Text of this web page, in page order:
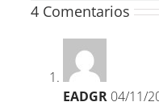
4 Comentarios
EADGR 04/11/